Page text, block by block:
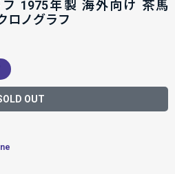
1975年製 海外向け 茶馬
ロノグラフ
OUT